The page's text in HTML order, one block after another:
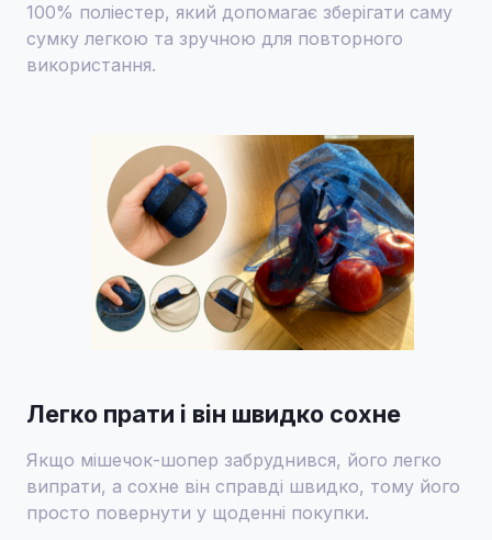
100% поліестер, який допомагає зберігати саму
сумку легкою та зручною для повторного
використання.
Легко прати і він швидко сохне
Якщо мішечок-шопер забруднився, його легко
випрати, а сохне він справді швидко, тому його
просто повернути у щоденні покупки.